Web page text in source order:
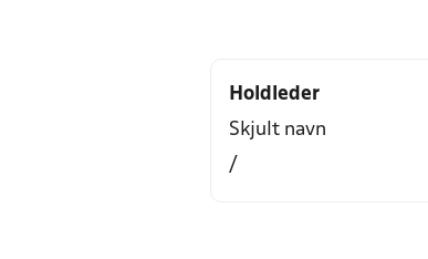
Holdleder
Skjult navn
/